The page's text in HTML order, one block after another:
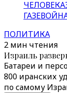
ЧЕЛОВЕКА
ГАЗЕ
ПОЛИТИКА
2 мин чтения
Израиль
Батареи и
800 иранских
по самому